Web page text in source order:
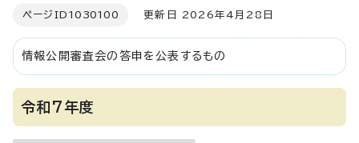
ページID 1030100 更新日 2026年4月28日
情報公開審査会の答申を公表するもの
令和7年度